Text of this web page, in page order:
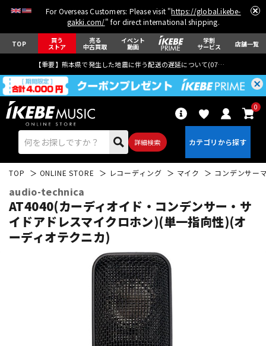
For Overseas Customers: Please visit "https://global.ikebe-
gakki.com/" for direct international shipping.
TOP 買う
ストア
売る
中古買取
イベント
動画
学割
サービス 店舗一覧
【重要】熊本県で発生した地震に伴う配送の遅延について(07月29日
詳細検索
0
エレキギター
TOP ONLINE STORE レコーディング マイク コンデンサー
audio-technica
AT4040(カーディオイド・コンデンサー・サ
イドアドレスマイクロホン)(単一指向性)(オ
ーディオテクニカ)